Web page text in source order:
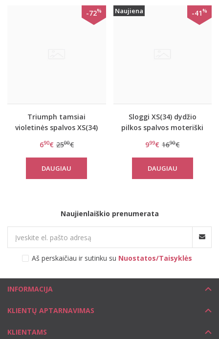
-72%
Triumph tamsiai
violetinės spalvos XS(34)
Micro Brazilian String
690€ 2500€
DAUGIAU
Naujiena -41%
Sloggi XS(34) dydžio
pilkos spalvos moteriški
Thong
999€ 1690€
DAUGIAU
Naujienlaiškio prenumerata
Aš perskaičiau ir sutinku su Nuostatos/Taisyklės
INFORMACIJA
KLIENTŲ APTARNAVIMAS
KLIENTAMS